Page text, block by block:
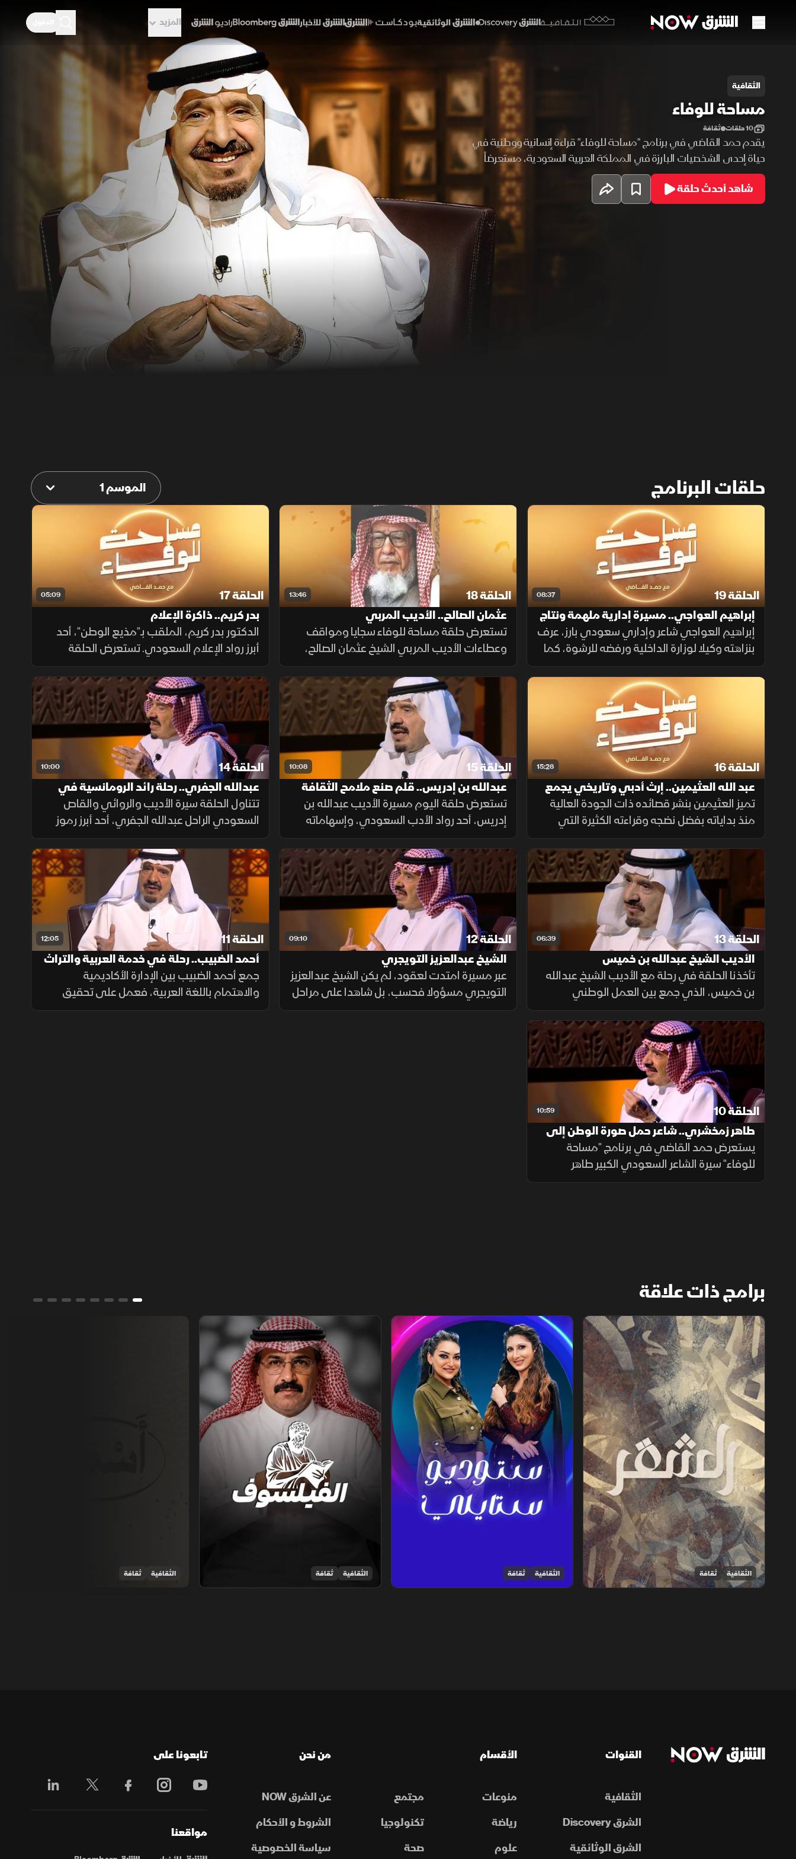
الشرق بودكاست راديو الشرق
المزيد
الثقافية
مساحة للوفاء
10 حلقات ثقافة
يقدم حمد القاضي في برنامج "مساحة للوفاء" قراءة إنسانية ووطنية في
حياة إحدى الشخصيات البارزة في المملكة العربية السعودية، مستعرضاً
محطات من سيرتها وعطاءاتها ومواقفها المؤثرة. ويتناول البرنامج
إسهامات الشخصيات الأدبية والثقافية والاجتماعية التي أسهمت في
خدمة الوطن والمجتمع
شاهد أحدث حلقة
حلقات البرنامج الموسم 1
08:37
الحلقة 19
إبراهيم العواجي.. مسيرة إدارية ملهمة ونتاج
شعري خالد
إبراهيم العواجي شاعر وإداري سعودي بارز، عرف
بنزاهته وكيلا لوزارة الداخلية ورفضه للرشوة، كما
أثرى المكتبة الوطنية بمؤلفاته التنموية
ودواوينه الشعرية التي فاضت بحب الوطن
13:46
الحلقة 18
عثمان الصالح.. الأديب المربي
تستعرض حلقة مساحة للوفاء سجايا ومواقف
وعطاءات الأديب المربي الشيخ عثمان الصالح،
الذي كان التعليم همه وهويته، وبرز رائدا تعليميا
تنويريا بكل معاني هذه الكلمة في مسيرة أدبية
وتربوية تركت أثرا في المملكة
05:09
الحلقة 17
بدر كريم.. ذاكرة الإعلام
الدكتور بدر كريم، الملقب بـ"مذيع الوطن"، أحد
أبرز رواد الإعلام السعودي. تستعرض الحلقة
مسيرته، وشغفه باللغة العربية، ودوره في
توثيق تاريخ الإعلام، وأبرز محطات عطائه
وذكرياته.
15:28
الحلقة 16
عبد الله العثيمين.. إرث أدبي وتاريخي يجمع
بين الفصحى والفنون الشعبية
تميز العثيمين بنشر قصائده ذات الجودة العالية
منذ بداياته بفضل نضجه وقراءته الكثيرة التي
صقلها المعهد العلمي بعنيزة بمسامراته، فبرز
شاعراً فصيحاً وشعبياً، وظل الوطن ساكناً بوجدانه
كتابةً وشعراً.
10:08
الحلقة 15
عبدالله بن إدريس.. قلم صنع ملامح الثقافة
السعودية
تستعرض حلقة اليوم مسيرة الأديب عبدالله بن
إدريس، أحد رواد الأدب السعودي، وإسهاماته
في توثيق الحركة الشعرية عبر كتاب شعراء نجد
المعاصرون، بجانب دوره في تطوير الصحافة
الثقافية، واهتمامه باللغة العربية.
10:00
الحلقة 14
عبدالله الجفري.. رحلة رائد الرومانسية في
الأدب السعودي
تتناول الحلقة سيرة الأديب والروائي والقاص
السعودي الراحل عبدالله الجفري، أحد أبرز رموز
الأدب السعودي ورائد المدرسة الرومانسية،
مستعرضة رحلته من الأعمال الإدارية إلى الصحافة
ثم إلى عالم الأدب
06:39
الحلقة 13
الأديب الشيخ عبدالله بن خميس
تأخذنا الحلقة في رحلة مع الأديب الشيخ عبدالله
بن خميس، الذي جمع بين العمل الوطني
والإبداع الثقافي، فكان صحفيا ومؤرخا وشاعرا
ترك بصمة راسخة في تاريخ السعودية الثقافي.
09:10
الحلقة 12
الشيخ عبدالعزيز التويجري
عبر مسيرة امتدت لعقود، لم يكن الشيخ عبدالعزيز
التويجري مسؤولا فحسب، بل شاهدا على مراحل
مهمة من تاريخ المملكة العربية السعودية،
12:05
الحلقة 11
أحمد الضبيب.. رحلة في خدمة العربية والتراث
جمع أحمد الضبيب بين الإدارة الأكاديمية
والاهتمام باللغة العربية، فعمل على تحقيق
التراث والدفاع عن العربية، وساهم في طرح رؤى
10:59
الحلقة 10
طاهر زمخشري.. شاعر حمل صورة الوطن إلى
قصائده
يستعرض حمد القاضي في برنامج "مساحة
للوفاء" سيرة الشاعر السعودي الكبير طاهر
زمخشري، أحد رواد الشعر في المملكة، مسلطاً
برامج ذات علاقة
الشقر
الثقافية ثقافة
ستوديو ستايلي
الثقافية ثقافة
الفيلسوف
الثقافية ثقافة الثقافية ثقافة
القنوات
الثقافية
الشرق Discovery
الشرق الوثائقية
الأقسام
منوعات
مجتمع
رياضة
تكنولوجيا
علوم
صحة
من نحن
عن الشرق NOW
الشروط و الأحكام
سياسة الخصوصية
تابعونا على
مواقعنا